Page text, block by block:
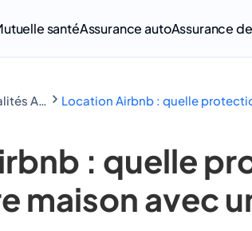
santéAssurance autoAssurance
Location Airbnb : quelle
: quelle
maison avec